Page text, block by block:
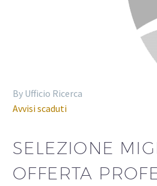
By Ufficio Ricerca
Avvisi scaduti
SELEZIONE
OFFERTA